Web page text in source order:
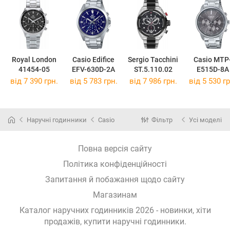
Royal London
41454-05
Casio Edifice
EFV-630D-2A
Sergio Tacchini
ST.5.110.02
Casio
E515D-8A
від 7 390 грн. від 5 783 грн. від 7 986 грн. від 5 530
Наручні годинники Casio Фільтр Усі моделі
Повна версія сайту
Політика конфіденційності
Запитання й побажання щодо сайту
Магазинам
Каталог наручних годинників 2026 - новинки, хіти
продажів, купити наручні годинники.